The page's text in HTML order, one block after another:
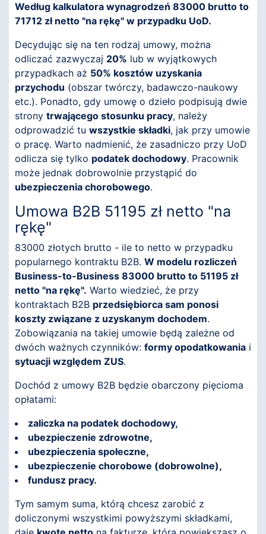
Według kalkulatora wynagrodzeń 83000 brutto to
71712 zł netto "na rękę" w przypadku UoD.
Decydując się na ten rodzaj umowy, można
odliczać zazwyczaj 20% lub w wyjątkowych
przypadkach aż 50% kosztów uzyskania
przychodu (obszar twórczy, badawczo-naukowy
etc.). Ponadto, gdy umowę o dzieło podpisują dwie
strony trwającego stosunku pracy, należy
odprowadzić tu wszystkie składki, jak przy umowie
o pracę. Warto nadmienić, że zasadniczo przy UoD
odlicza się tylko podatek dochodowy. Pracownik
może jednak dobrowolnie przystąpić do
ubezpieczenia chorobowego.
Umowa B2B 51195 zł netto "na
rękę"
83000 złotych brutto - ile to netto w przypadku
popularnego kontraktu B2B. W modelu rozliczeń
Business-to-Business 83000 brutto to 51195 zł
netto "na rękę". Warto wiedzieć, że przy
kontraktach B2B przedsiębiorca sam ponosi
koszty związane z uzyskanym dochodem.
Zobowiązania na takiej umowie będą zależne od
dwóch ważnych czynników: formy opodatkowania i
sytuacji względem ZUS.
Dochód z umowy B2B będzie obarczony pięcioma
opłatami:
zaliczka na podatek dochodowy,
ubezpieczenie zdrowotne,
ubezpieczenia społeczne,
ubezpieczenie chorobowe (dobrowolne),
fundusz pracy.
Tym samym suma, którą chcesz zarobić z
doliczonymi wszystkimi powyższymi składkami,